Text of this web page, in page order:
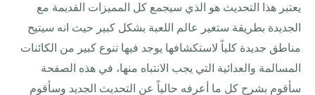
يعتبر هذا التحديث هو الذي سيجمع كل المميزات القديمة مع
الجديدة بطريقة ستغير عالم اللعبة بشكل كبير حيث انه سيتيح
مناطق جديدة كلياً لاستكشافها يوجد فيها تنوع كبير من الكائنات
المسالمة والعدائية التي يجب الانتباه منها، في هذه الصفحة
سأقوم بشرح كل ما أعرفه حالياً عن التحديث الجديد وسأقوم